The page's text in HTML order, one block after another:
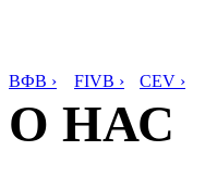
ВФВ › FIVB › CEV ›
О НАС